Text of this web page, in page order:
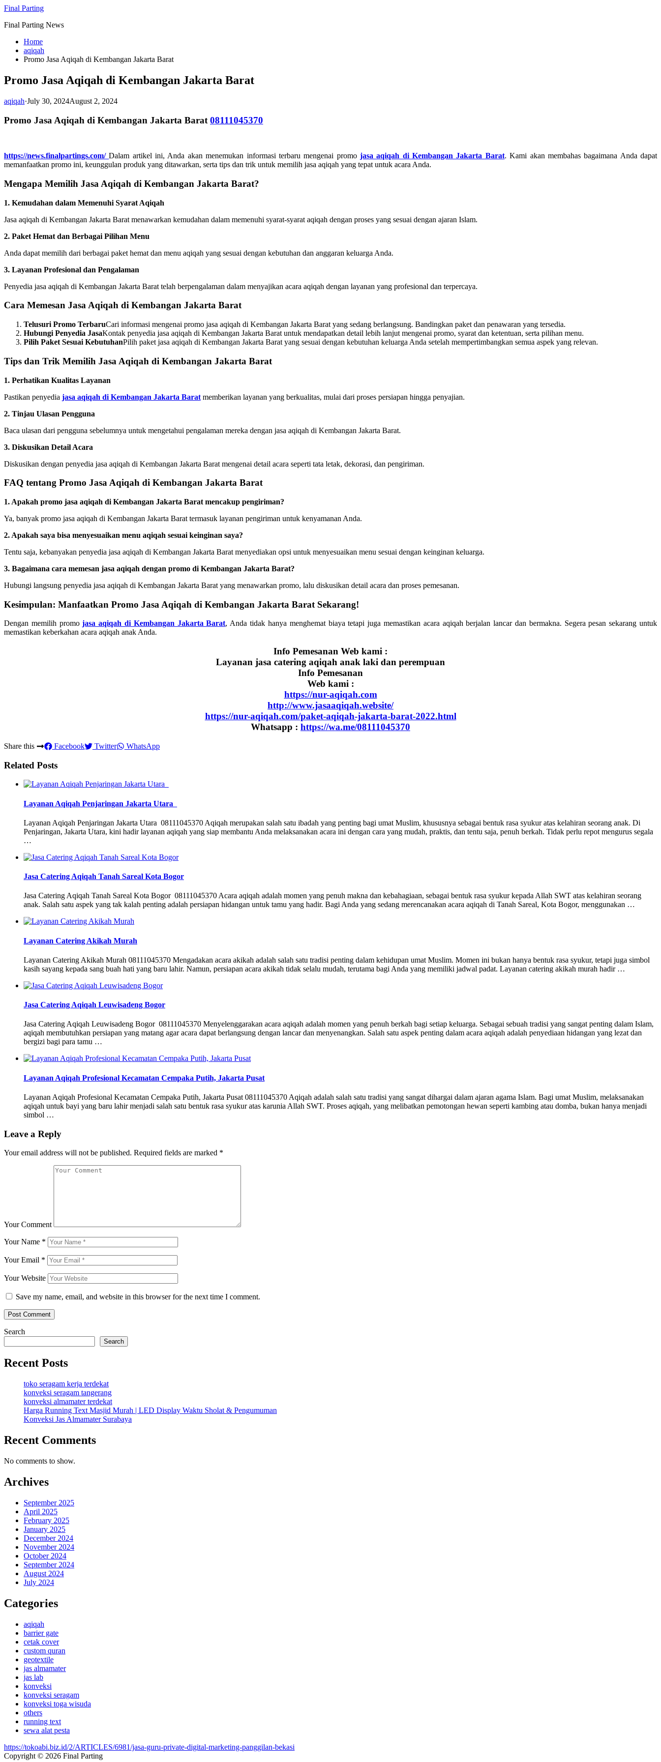
Skip
content
Final Parting
Final Parting News
Home
aqiqah
Promo Jasa Aqiqah di Kembangan Jakarta Barat
Promo Jasa Aqiqah di Kembangan Jakarta Barat
aqiqah·July 30, 2024August 2, 2024
Promo Jasa Aqiqah di Kembangan Jakarta Barat 08111045370
https://news.finalpartings.com/Dalam artikel ini, Anda akan menemukan informasi terbaru mengenai promojasa aqiqah di Kembangan Jakarta Barat. Kami akan membahas bagaimana Anda dapat
memanfaatkan promo ini, keunggulan produk yang ditawarkan, serta tips dan trik untuk memilih jasa aqiqah yang tepat untuk acara Anda.
Mengapa Memilih Jasa Aqiqah di Kembangan Jakarta Barat?
1. Kemudahan dalam Memenuhi Syarat Aqiqah
Jasa aqiqah di Kembangan Jakarta Barat menawarkan kemudahan dalam memenuhi syarat-syarat aqiqah dengan proses yang sesuai dengan ajaran Islam.
2. Paket Hemat dan Berbagai Pilihan Menu
Anda dapat memilih dari berbagai paket hemat dan menu aqiqah yang sesuai dengan kebutuhan dan anggaran keluarga Anda.
3. Layanan Profesional dan Pengalaman
Penyedia jasa aqiqah di Kembangan Jakarta Barat telah berpengalaman dalam menyajikan acara aqiqah dengan layanan yang profesional dan terpercaya.
Cara Memesan Jasa Aqiqah di Kembangan Jakarta Barat
Telusuri Promo TerbaruCari informasi mengenai promo jasa aqiqah di Kembangan Jakarta Barat yang sedang berlangsung. Bandingkan paket dan penawaran yang tersedia.
Hubungi Penyedia JasaKontak penyedia jasa aqiqah di Kembangan Jakarta Barat untuk mendapatkan detail lebih lanjut mengenai promo, syarat dan ketentuan, serta pilihan menu.
Pilih Paket Sesuai KebutuhanPilih paket jasa aqiqah di Kembangan Jakarta Barat yang sesuai dengan kebutuhan keluarga Anda setelah mempertimbangkan semua aspek yang relevan.
Tips dan Trik Memilih Jasa Aqiqah di Kembangan Jakarta Barat
1. Perhatikan Kualitas Layanan
Pastikan penyedia jasa aqiqah di Kembangan Jakarta Barat memberikan layanan yang berkualitas, mulai dari proses persiapan hingga penyajian.
2. Tinjau Ulasan Pengguna
Baca ulasan dari pengguna sebelumnya untuk mengetahui pengalaman mereka dengan jasa aqiqah di Kembangan Jakarta Barat.
3. Diskusikan Detail Acara
Diskusikan dengan penyedia jasa aqiqah di Kembangan Jakarta Barat mengenai detail acara seperti tata letak, dekorasi, dan pengiriman.
FAQ tentang Promo Jasa Aqiqah di Kembangan Jakarta Barat
1. Apakah promo jasa aqiqah di Kembangan Jakarta Barat mencakup pengiriman?
Ya, banyak promo jasa aqiqah di Kembangan Jakarta Barat termasuk layanan pengiriman untuk kenyamanan Anda.
2. Apakah saya bisa menyesuaikan menu aqiqah sesuai keinginan saya?
Tentu saja, kebanyakan penyedia jasa aqiqah di Kembangan Jakarta Barat menyediakan opsi untuk menyesuaikan menu sesuai dengan keinginan keluarga.
3. Bagaimana cara memesan jasa aqiqah dengan promo di Kembangan Jakarta Barat?
Hubungi langsung penyedia jasa aqiqah di Kembangan Jakarta Barat yang menawarkan promo, lalu diskusikan detail acara dan proses pemesanan.
Kesimpulan: Manfaatkan Promo Jasa Aqiqah di Kembangan Jakarta Barat Sekarang!
Dengan memilih promojasa aqiqah di Kembangan Jakarta Barat, Anda tidak hanya menghemat biaya tetapi juga memastikan acara aqiqah berjalan lancar dan bermakna. Segera pesan sekarang untuk
memastikan keberkahan acara aqiqah anak Anda.
Info Pemesanan Web kami :
Layanan jasa catering aqiqah anak laki dan perempuan
Info Pemesanan
Web kami :
https://nur-aqiqah.com
http://www.jasaaqiqah.website/
https://nur-aqiqah.com/paket-aqiqah-jakarta-barat-2022.html
Whatsapp : https://wa.me/08111045370
Share this Facebook Twitter WhatsApp
Related Posts
Layanan Aqiqah Penjaringan Jakarta Utara
Layanan Aqiqah Penjaringan Jakarta Utara 08111045370 Aqiqah merupakan salah satu ibadah yang penting bagi umat Muslim, khususnya sebagai bentuk rasa syukur atas kelahiran seorang anak. Di
Penjaringan, Jakarta Utara, kini hadir layanan aqiqah yang siap membantu Anda melaksanakan acara ini dengan cara yang mudah, praktis, dan tentu saja, penuh berkah. Tidak perlu repot mengurus segala
…
Jasa Catering Aqiqah Tanah Sareal Kota Bogor
Jasa Catering Aqiqah Tanah Sareal Kota Bogor 08111045370 Acara aqiqah adalah momen yang penuh makna dan kebahagiaan, sebagai bentuk rasa syukur kepada Allah SWT atas kelahiran seorang
anak. Salah satu aspek yang tak kalah penting adalah persiapan hidangan untuk tamu yang hadir. Bagi Anda yang sedang merencanakan acara aqiqah di Tanah Sareal, Kota Bogor, menggunakan …
Layanan Catering Akikah Murah
Layanan Catering Akikah Murah 08111045370 Mengadakan acara akikah adalah salah satu tradisi penting dalam kehidupan umat Muslim. Momen ini bukan hanya bentuk rasa syukur, tetapi juga simbol
kasih sayang kepada sang buah hati yang baru lahir. Namun, persiapan acara akikah tidak selalu mudah, terutama bagi Anda yang memiliki jadwal padat. Layanan catering akikah murah hadir …
Jasa Catering Aqiqah Leuwisadeng Bogor
Jasa Catering Aqiqah Leuwisadeng Bogor 08111045370 Menyelenggarakan acara aqiqah adalah momen yang penuh berkah bagi setiap keluarga. Sebagai sebuah tradisi yang sangat penting dalam Islam,
aqiqah membutuhkan persiapan yang matang agar acara dapat berlangsung dengan lancar dan menyenangkan. Salah satu aspek penting dalam acara aqiqah adalah penyediaan hidangan yang lezat dan
bergizi bagi para tamu …
Layanan Aqiqah Profesional Kecamatan Cempaka Putih, Jakarta Pusat
Layanan Aqiqah Profesional Kecamatan Cempaka Putih, Jakarta Pusat 08111045370 Aqiqah adalah salah satu tradisi yang sangat dihargai dalam ajaran agama Islam. Bagi umat Muslim, melaksanakan
aqiqah untuk bayi yang baru lahir menjadi salah satu bentuk rasa syukur atas karunia Allah SWT. Proses aqiqah, yang melibatkan pemotongan hewan seperti kambing atau domba, bukan hanya menjadi
simbol …
Leave a Reply
Your email address will not be published. Required fields are marked *
Your Comment
Your Name *
Your Email *
Your Website
Save my name, email, and website in this browser for the next time I comment.
Search
Search
Recent Posts
toko seragam kerja terdekat
konveksi seragam tangerang
konveksi almamater terdekat
Harga Running Text Masjid Murah | LED Display Waktu Sholat & Pengumuman
Konveksi Jas Almamater Surabaya
Recent Comments
No comments to show.
Archives
September 2025
April 2025
February 2025
January 2025
December 2024
November 2024
October 2024
September 2024
August 2024
July 2024
Categories
aqiqah
barrier gate
cetak cover
custom quran
geotextile
jas almamater
jas lab
konveksi
konveksi seragam
konveksi toga wisuda
others
running text
sewa alat pesta
https://tokoabi.biz.id/2/ARTICLES/6981/jasa-guru-private-digital-marketing-panggilan-bekasi
Copyright © 2026 Final Parting